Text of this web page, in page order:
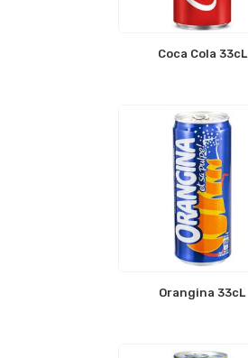
Coca Cola 33cL
Orangina 33cL